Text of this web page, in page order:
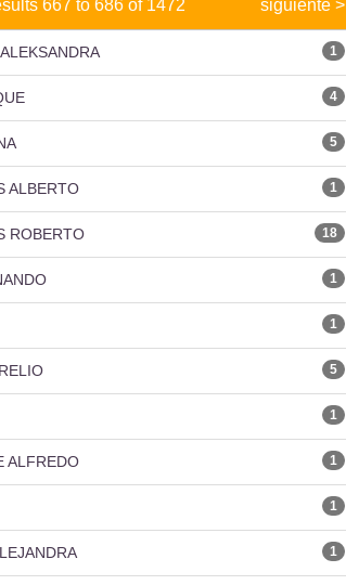
667 to 686 of 1472 siguiente >
1
4
5
ALBERTO 1
ROBERTO 18
1
1
5
1
ALFREDO 1
1
1